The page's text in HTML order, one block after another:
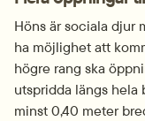
Höns är sociala djur
ha möjlighet att
högre rang ska
utspridda längs hela
minst 0,40 meter